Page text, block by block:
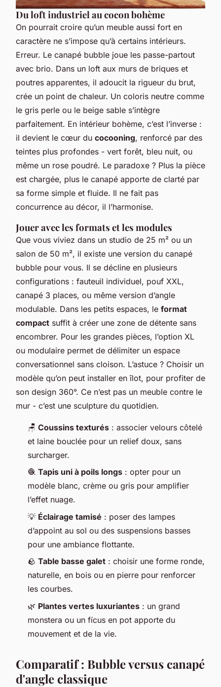
Du loft industriel au cocon bohème
On pourrait croire qu’un meuble aussi fort en
caractère ne s’impose qu’à certains intérieurs.
Erreur. Le canapé bubble joue les passe-partout
avec brio. Dans un loft aux murs de briques et
poutres apparentes, il adoucit la rigueur du brut,
crée un point de chaleur. Un coloris neutre comme
le gris perle ou le beige sable s’intègre
parfaitement. En intérieur bohème, c’est l’inverse :
il devient le cœur du cocooning, renforcé par des
teintes plus profondes - vert forêt, bleu nuit, ou
même un rose poudré. Le paradoxe ? Plus la pièce
est chargée, plus le canapé apporte de clarté par
sa forme simple et fluide. Il ne fait pas
concurrence au décor, il l’harmonise.
Jouer avec les formats et les modules
Que vous viviez dans un studio de 25 m² ou un
salon de 50 m², il existe une version du canapé
bubble pour vous. Il se décline en plusieurs
configurations : fauteuil individuel, pouf XXL,
canapé 3 places, ou même version d’angle
modulable. Dans les petits espaces, le format
compact suffit à créer une zone de détente sans
encombrer. Pour les grandes pièces, l’option XL
ou modulaire permet de délimiter un espace
conversationnel sans cloison. L’astuce ? Choisir un
modèle qu’on peut installer en îlot, pour profiter de
son design 360°. Ce n’est pas un meuble contre le
mur - c’est une sculpture du quotidien.
🪑 Coussins texturés : associer velours côtelé
et laine bouclée pour un relief doux, sans
surcharger.
🧶 Tapis uni à poils longs : opter pour un
modèle blanc, crème ou gris pour amplifier
l’effet nuage.
💡 Éclairage tamisé : poser des lampes
d’appoint au sol ou des suspensions basses
pour une ambiance flottante.
🪨 Table basse galet : choisir une forme ronde,
naturelle, en bois ou en pierre pour renforcer
les courbes.
🌿 Plantes vertes luxuriantes : un grand
monstera ou un fícus en pot apporte du
mouvement et de la vie.
Comparatif : Bubble versus canapé
d'angle classique